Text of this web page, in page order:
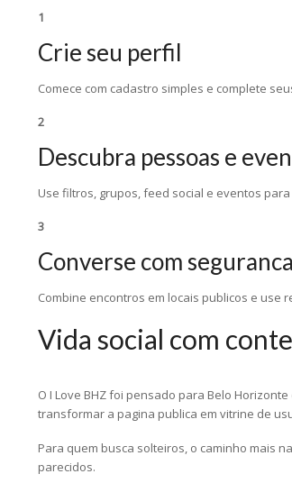
1
Crie seu perfil
Comece com cadastro simples e complete
2
Descubra pessoas e
Use filtros, grupos, feed social e eventos
3
Converse com seguranca
Combine encontros em locais publicos e use
Vida social com
O I Love BHZ foi pensado para Belo
transformar a pagina publica em vitrine de
Para quem busca solteiros, o caminho mais
parecidos.